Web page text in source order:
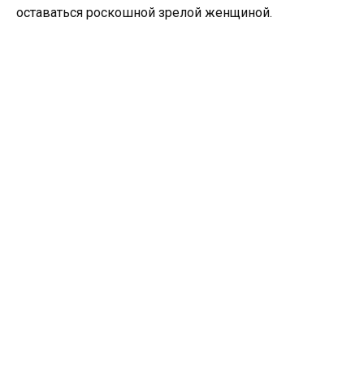
оставаться роскошной зрелой женщиной.